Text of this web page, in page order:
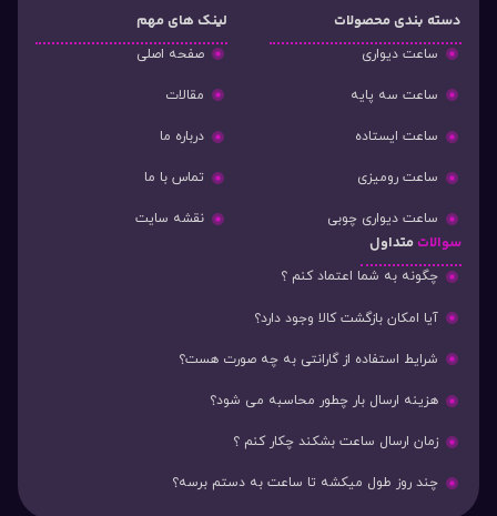
دسته‌ بندی محصولات
ساعت دیواری
ساعت سه پایه
ساعت ایستاده
ساعت رومیزی
ساعت دیواری چوبی
لینک های مهم
صفحه اصلی
مقالات
درباره ما
تماس با ما
نقشه سایت
سوالات متداول
چگونه به شما اعتماد کنم ؟
آیا امکان بازگشت کالا وجود دارد؟
شرایط استفاده از گارانتی به چه صورت هست؟
هزینه ارسال بار چطور محاسبه می شود؟
زمان ارسال ساعت بشکند چکار کنم ؟
چند روز طول میکشه تا ساعت به دستم برسه؟